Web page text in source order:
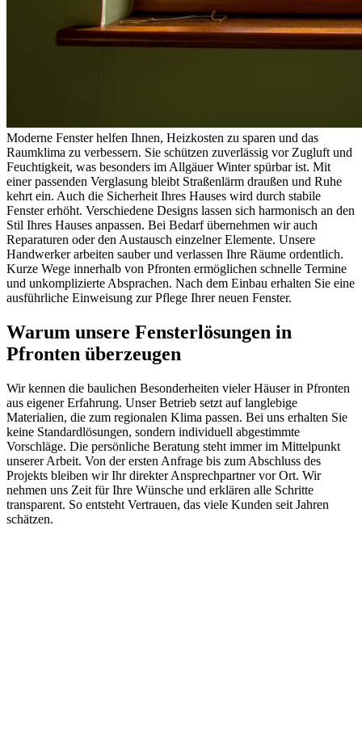
Moderne Fenster helfen Ihnen, Heizkosten zu sparen und das
Raumklima zu verbessern. Sie schützen zuverlässig vor Zugluft und
Feuchtigkeit, was besonders im Allgäuer Winter spürbar ist. Mit
einer passenden Verglasung bleibt Straßenlärm draußen und Ruhe
kehrt ein. Auch die Sicherheit Ihres Hauses wird durch stabile
Fenster erhöht. Verschiedene Designs lassen sich harmonisch an den
Stil Ihres Hauses anpassen. Bei Bedarf übernehmen wir auch
Reparaturen oder den Austausch einzelner Elemente. Unsere
Handwerker arbeiten sauber und verlassen Ihre Räume ordentlich.
Kurze Wege innerhalb von Pfronten ermöglichen schnelle Termine
und unkomplizierte Absprachen. Nach dem Einbau erhalten Sie eine
ausführliche Einweisung zur Pflege Ihrer neuen Fenster.
Warum unsere Fensterlösungen in
Pfronten überzeugen
Wir kennen die baulichen Besonderheiten vieler Häuser in Pfronten
aus eigener Erfahrung. Unser Betrieb setzt auf langlebige
Materialien, die zum regionalen Klima passen. Bei uns erhalten Sie
keine Standardlösungen, sondern individuell abgestimmte
Vorschläge. Die persönliche Beratung steht immer im Mittelpunkt
unserer Arbeit. Von der ersten Anfrage bis zum Abschluss des
Projekts bleiben wir Ihr direkter Ansprechpartner vor Ort. Wir
nehmen uns Zeit für Ihre Wünsche und erklären alle Schritte
transparent. So entsteht Vertrauen, das viele Kunden seit Jahren
schätzen.